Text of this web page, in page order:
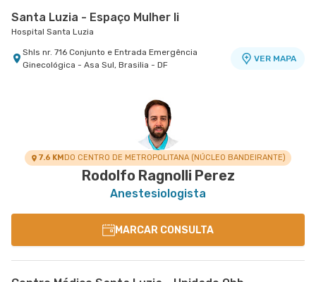
Santa Luzia - Espaço Mulher Ii
Hospital Santa Luzia
Shls nr. 716 Conjunto e Entrada Emergência
Ginecológica - Asa Sul, Brasilia - DF
VER MAPA
7.6 KMDO CENTRO DE METROPOLITANA (NÚCLEO BANDEIRANTE)
Rodolfo Ragnolli Perez
Anestesiologista
MARCAR CONSULTA